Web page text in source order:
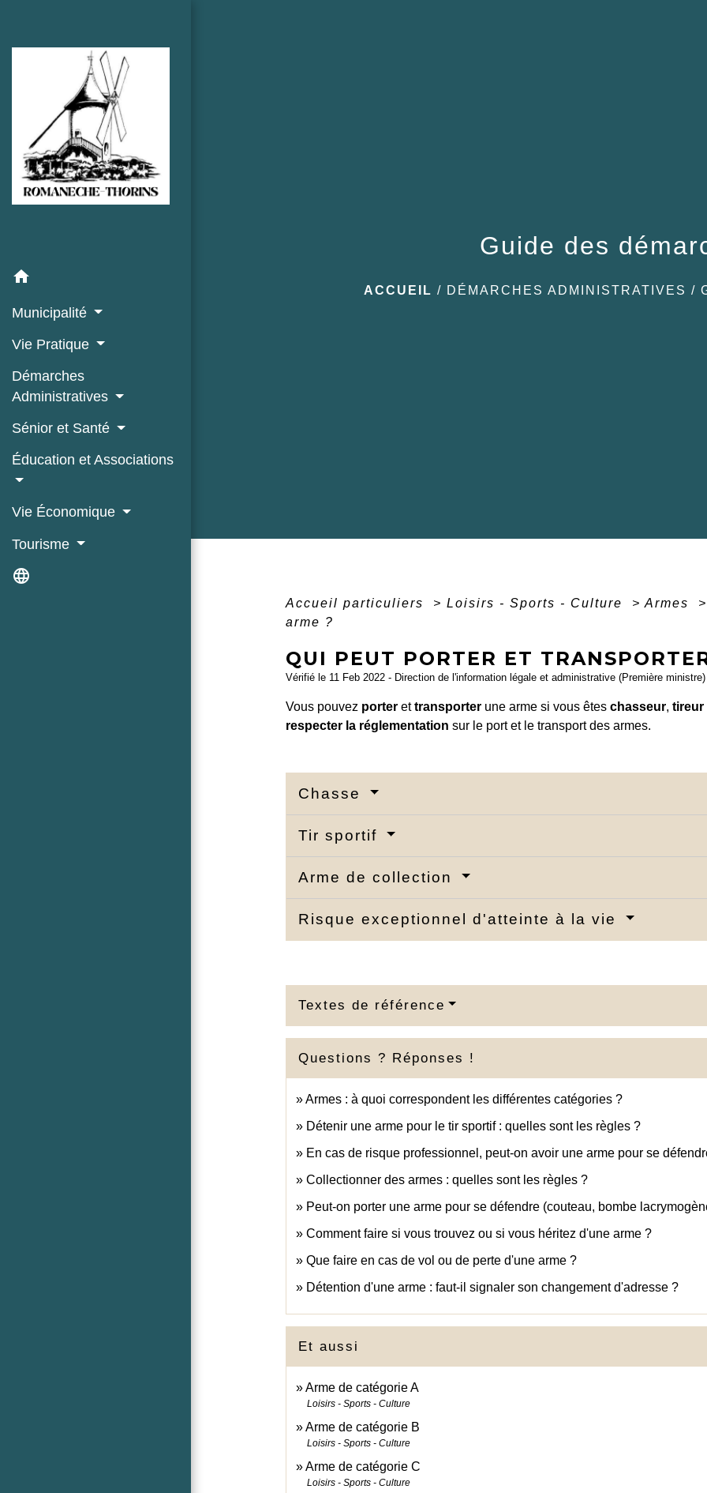
home
Municipalité
Vie Pratique
Démarches
Administratives
Sénior et Santé
Éducation et Associations
Vie Économique
Tourisme
language
Guide des
ACCUEIL / DÉMARCHES ADMINISTRATIVES /
Accueil particuliers > Loisirs - Sports - Culture > Armes >
arme ?
QUI PEUT PORTER ET
Vérifié le 11 Feb 2022 - Direction de l'information légale et administrative (Première ministre)
Vous pouvez porterettransporterune arme si vous êtes chasseur, tireur
respecter la réglementation sur le port et le transport des armes.
Chasse
Tir sportif
Arme de collection
Risque exceptionnel d'atteinte à la vie
Textes de référence
Questions ? Réponses !
Armes : à quoi correspondent les différentes catégories ?
Détenir une arme pour le tir sportif : quelles sont les règles ?
En cas de risque professionnel, peut-on avoir une arme pour se
Collectionner des armes : quelles sont les règles ?
Peut-on porter une arme pour se défendre (couteau, bombe
Comment faire si vous trouvez ou si vous héritez d'une arme ?
Que faire en cas de vol ou de perte d'une arme ?
Détention d'une arme : faut-il signaler son changement d'adresse ?
Et aussi
Arme de catégorie A
Loisirs - Sports - Culture
Arme de catégorie B
Loisirs - Sports - Culture
Arme de catégorie C
Loisirs - Sports - Culture